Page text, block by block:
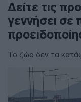
Δείτε τις
γεννήσει σε
Το ζώο δεν τα